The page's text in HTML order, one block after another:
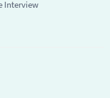
Interview